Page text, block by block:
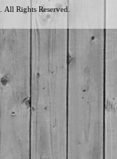
. All Rights Reserved.